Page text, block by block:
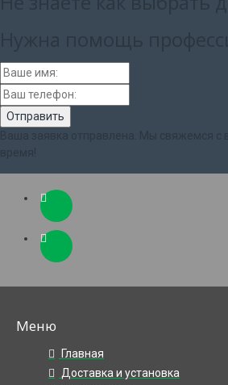
Меню
Главная
Доставка и установка